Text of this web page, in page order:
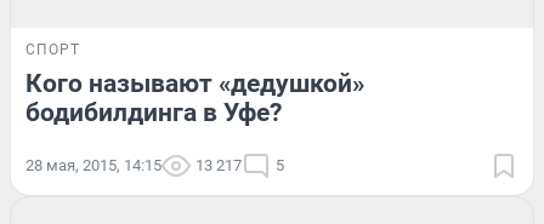
СПОРТ
Кого называют «дедушкой»
бодибилдинга в Уфе?
28 мая, 2015, 14:15 13 217 5